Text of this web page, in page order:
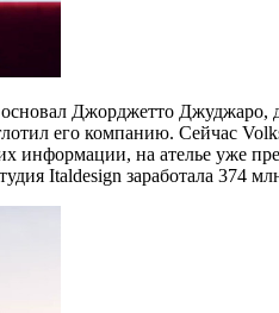
Джорджетто Джуджаро,
его компанию. Сейчас
на ателье уже
Italdesign заработала 374